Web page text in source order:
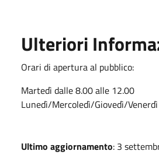
Ulteriori
Orari di apertura al pubblico:
Martedì dalle 8.00 alle 12.00
Lunedì/Mercoledì/Giovedì/
Ultimo aggiornamento: 3